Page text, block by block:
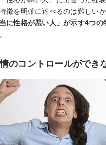
徴を明確に述べるのは難しい
当に性格が悪い人」が示す4つの
のコントロールができ